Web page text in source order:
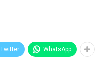
Twitter WhatsApp